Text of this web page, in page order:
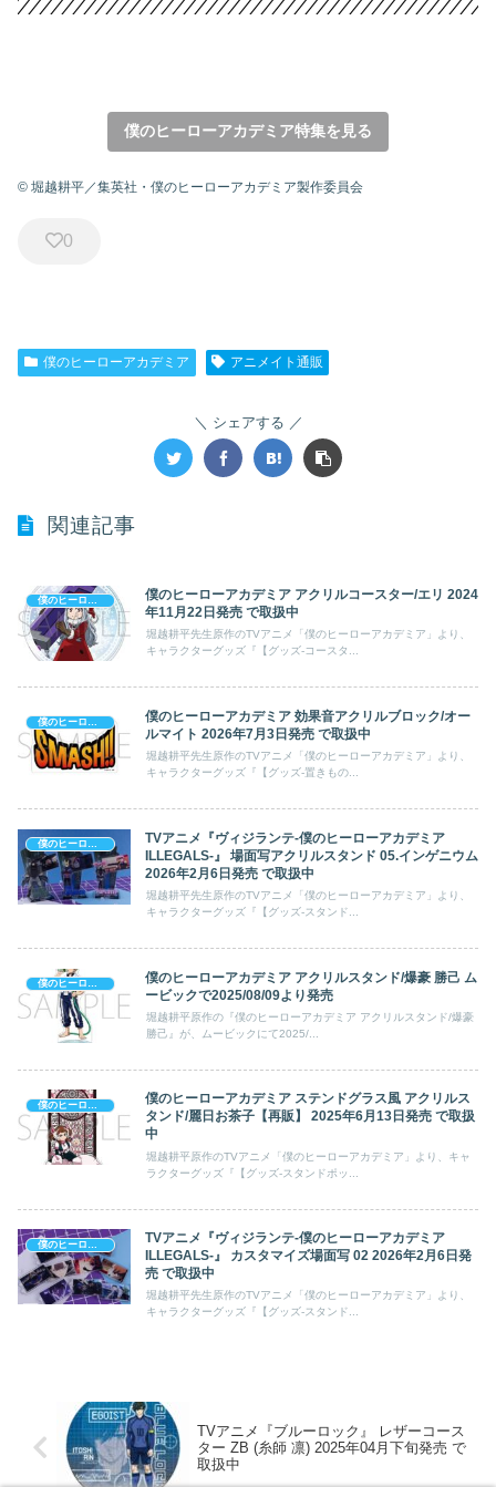
僕のヒーローアカデミア特集を見る
© 堀越耕平／集英社・僕のヒーローアカデミア製作委員会
0
僕のヒーローアカデミア アニメイト通販
シェアする
関連記事
僕のヒーローアカデミア
僕のヒーローアカデミア アクリルコースター/エリ 2024
年11月22日発売 で取扱中
堀越耕平先生原作のTVアニメ「僕のヒーローアカデミア」より、
キャラクターグッズ『【グッズ-コースタ...
僕のヒーローアカデミア
僕のヒーローアカデミア 効果音アクリルブロック/オー
ルマイト 2026年7月3日発売 で取扱中
堀越耕平先生原作のTVアニメ「僕のヒーローアカデミア」より、
キャラクターグッズ『【グッズ-置きもの...
TVアニメ『ヴィジランテ-僕のヒーローアカデミア
ILLEGALS-』 場面写アクリルスタンド 05.インゲニウム
2026年2月6日発売 で取扱中
堀越耕平先生原作のTVアニメ「僕のヒーローアカデミア」より、
キャラクターグッズ『【グッズ-スタンド...
僕のヒーローアカデミア アクリルスタンド/爆豪 勝己 ム
ービックで2025/08/09より発売
堀越耕平原作の『僕のヒーローアカデミア アクリルスタンド/爆豪
勝己』が、ムービックにて2025/...
僕のヒーローアカデミア ステンドグラス風 アクリルス
タンド/麗日お茶子【再販】 2025年6月13日発売 で取扱
中
堀越耕平原作のTVアニメ「僕のヒーローアカデミア」より、キャ
ラクターグッズ『【グッズ-スタンドポッ...
TVアニメ『ヴィジランテ-僕のヒーローアカデミア
ILLEGALS-』 カスタマイズ場面写 02 2026年2月6日発
売 で取扱中
堀越耕平先生原作のTVアニメ「僕のヒーローアカデミア」より、
キャラクターグッズ『【グッズ-スタンド...
TVアニメ『ブルーロック』 レザーコース
ター ZB (糸師 凛) 2025年04月下旬発売 で
取扱中